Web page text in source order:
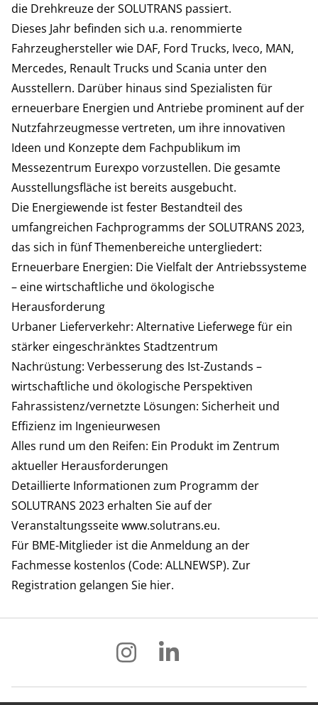
die Drehkreuze der SOLUTRANS passiert.
Dieses Jahr befinden sich u.a. renommierte
Fahrzeughersteller wie DAF, Ford Trucks, Iveco, MAN,
Mercedes, Renault Trucks und Scania unter den
Ausstellern. Darüber hinaus sind Spezialisten für
erneuerbare Energien und Antriebe prominent auf der
Nutzfahrzeugmesse vertreten, um ihre innovativen
Ideen und Konzepte dem Fachpublikum im
Messezentrum Eurexpo vorzustellen. Die gesamte
Ausstellungsfläche ist bereits ausgebucht.
Die Energiewende ist fester Bestandteil des
umfangreichen Fachprogramms der SOLUTRANS 2023,
das sich in fünf Themenbereiche untergliedert:
Erneuerbare Energien: Die Vielfalt der Antriebssysteme
– eine wirtschaftliche und ökologische
Herausforderung
Urbaner Lieferverkehr: Alternative Lieferwege für ein
stärker eingeschränktes Stadtzentrum
Nachrüstung: Verbesserung des Ist-Zustands –
wirtschaftliche und ökologische Perspektiven
Fahrassistenz/vernetzte Lösungen: Sicherheit und
Effizienz im Ingenieurwesen
Alles rund um den Reifen: Ein Produkt im Zentrum
aktueller Herausforderungen
Detaillierte Informationen zum Programm der
SOLUTRANS 2023 erhalten Sie auf der
Veranstaltungsseitewww.solutrans.eu.
Für BME-Mitglieder ist die Anmeldung an der
Fachmesse kostenlos (Code: ALLNEWSP). Zur
Registration gelangen Sie hier.